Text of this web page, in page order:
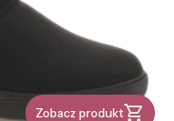
Zobacz produkt